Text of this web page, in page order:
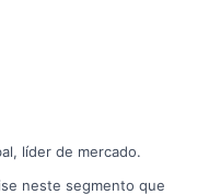
líder de mercado.
neste segmento que